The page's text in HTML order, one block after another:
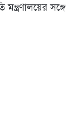
সঙ্গে